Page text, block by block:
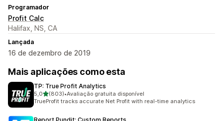
Programador
Profit Calc
Halifax, NS, CA
Lançada
16 de dezembro de 2019
Mais aplicações como esta
TP: True Profit Analytics
5,0de 5 estrelas
(803)
803 total de avaliações
•Avaliação gratuita disponível
TrueProfit tracks accurate Net Profit with real-time analytics